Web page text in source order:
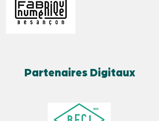
Partenaires Digitaux